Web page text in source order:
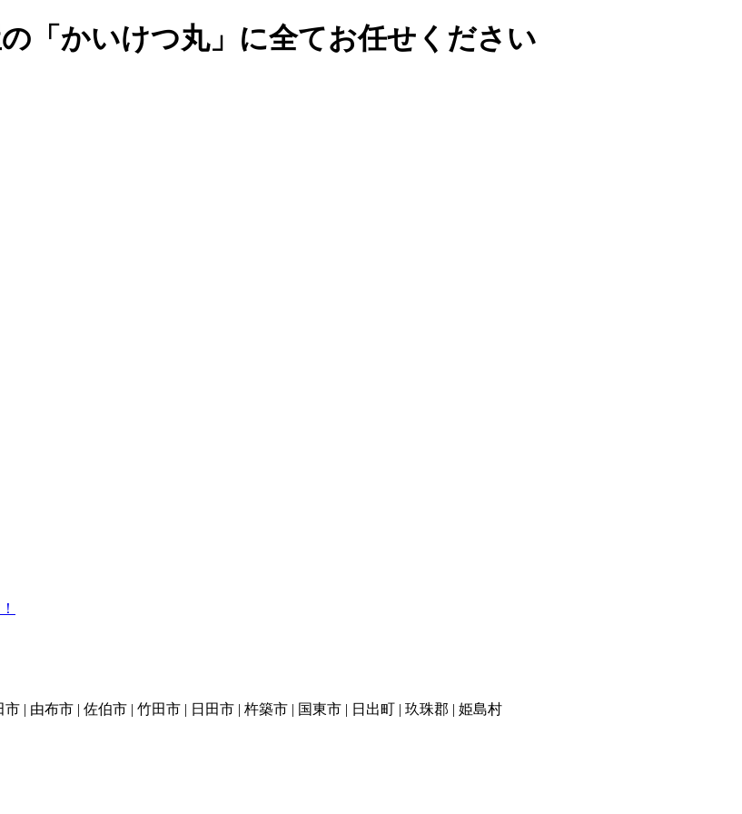
「かいけつ丸」に全てお任せください
| 由布市 | 佐伯市 | 竹田市 | 日田市 | 杵築市 | 国東市 | 日出町 | 玖珠郡 | 姫島村